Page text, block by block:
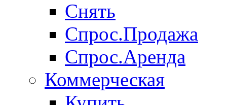
Снять
Спрос.Продажа
Спрос.Аренда
Коммерческая